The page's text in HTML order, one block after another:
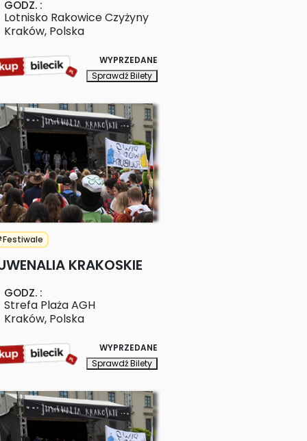
GODZ. :
Lotnisko Rakowice Czyżyny
Kraków, Polska
WYPRZEDANE
Sprawdź Bilety
KRAKOSKIE
GODZ. :
Strefa Plaża AGH
Kraków, Polska
WYPRZEDANE
Sprawdź Bilety